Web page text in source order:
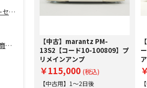
高画質スクリーン&プロジェクターセット超特価！
大型スピーカー設置サービス対象商品！
【中古】marantz PM-
13S2【コード10-100809】プ
リメインアンプ
￥115,000 (税込)
【中古用】1～2日後